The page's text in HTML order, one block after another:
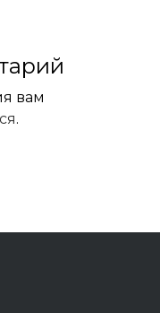
вам
.